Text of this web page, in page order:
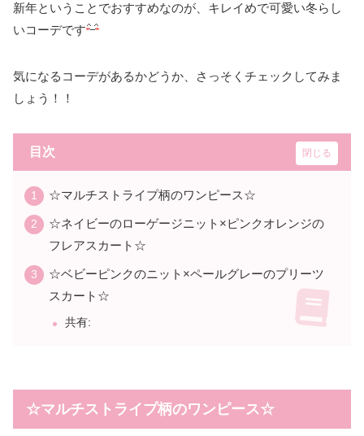
新年ということでおすすめなのが、キレイめで可愛い冬らし
いコーデです
気になるコーデがあるかどうか、さっそくチェックしてみま
しょう！！
目次
☆マルチストライプ柄のワンピース☆
☆ネイビーのローゲージニット×ピンクオレンジの
フレアスカート☆
☆ベビーピンクのニット×ペールグレーのプリーツ
スカート☆
共有:
☆マルチストライプ柄のワンピース☆